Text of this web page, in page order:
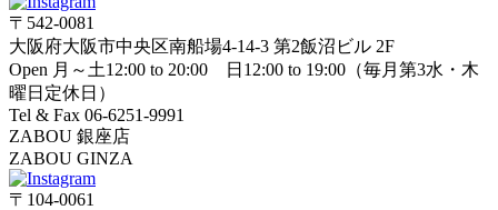
〒542-0081
大阪府大阪市中央区南船場4-14-3 第2飯沼ビル 2F
Open 月～土12:00 to 20:00 日12:00 to 19:00（毎月第3水・木
曜日定休日）
Tel & Fax 06-6251-9991
ZABOU 銀座店
ZABOU GINZA
〒104-0061